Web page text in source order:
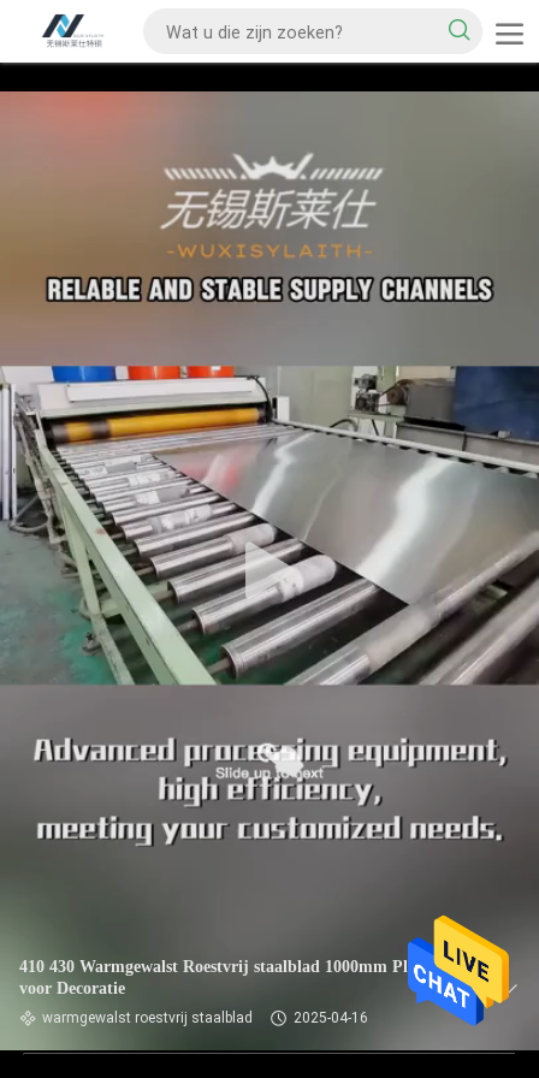
410 430 Warmgewalst Roestvrij staalblad 1000mm Plaat 304
voor Decoratie
warmgewalst roestvrij staalblad 2025-04-16